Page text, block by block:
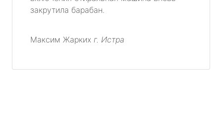
закрутила барабан.
Максим Жарких г. Истра